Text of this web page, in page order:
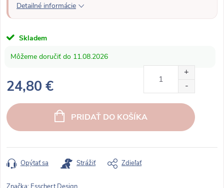
Detailné informácie
Skladem
11.08.2026
24,80 €
e
d
o
t
PRIDAŤ DO KOŠÍKA
Opýtať sa Strážiť Zdieľať